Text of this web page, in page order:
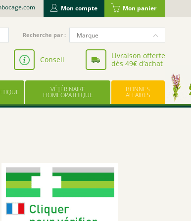
Mon compte Mon panier
Recherche
pour
Recherche par : Marque
NUTERGIA
VALBIOTIS
BODYGUARD
LABORATOIRE LESCUYER
OWARI
COOPER
BAYER
UPSA
Conseil
Livraison offerte
dès 49€ d’achat
VÉTÉRINAIRE
HOMÉOPATHIQUE
BONNES
AFFAIRES